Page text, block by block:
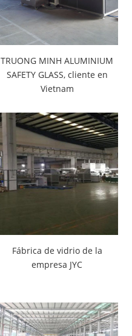
TRUONG MINH ALUMINIUM
SAFETY GLASS, cliente en
Vietnam
Fábrica de vidrio de la
empresa JYC